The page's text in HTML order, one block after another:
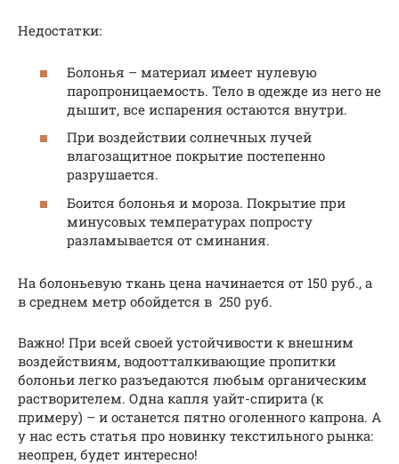
Недостатки:
Болонья – материал имеет нулевую
паропроницаемость. Тело в одежде из него не
дышит, все испарения остаются внутри.
При воздействии солнечных лучей
влагозащитное покрытие постепенно
разрушается.
Боится болонья и мороза. Покрытие при
минусовых температурах попросту
разламывается от сминания.
На болоньевую ткань цена начинается от 150 руб., а
в среднем метр обойдется в 250 руб.
Важно! При всей своей устойчивости к внешним
воздействиям, водоотталкивающие пропитки
болоньи легко разъедаются любым органическим
растворителем. Одна капля уайт-спирита (к
примеру) – и останется пятно оголенного капрона. А
у нас есть статья про новинку текстильного рынка:
неопрен, будет интересно!